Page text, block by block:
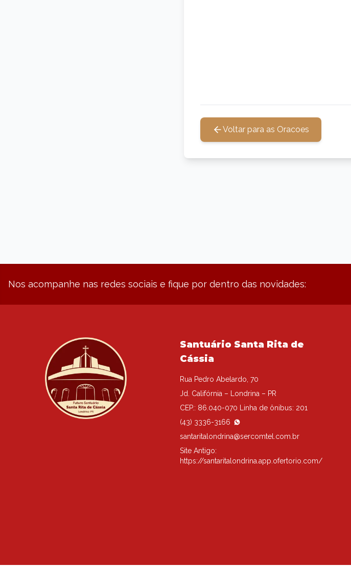
Voltar para as Oracoes
Nos acompanhe nas redes sociais e fique por dentro das novidades:
Santuário Santa Rita de
Cássia
Rua Pedro Abelardo, 70
Jd. Califórnia – Londrina – PR
CEP.: 86.040-070 Linha de ônibus: 201
(43) 3336-3166
santaritalondrina@sercomtel.com.br
Site Antigo:
https://santaritalondrina.app.ofertorio.com/